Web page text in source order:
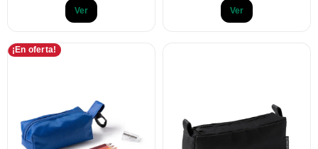
Ver Ver
¡En oferta!